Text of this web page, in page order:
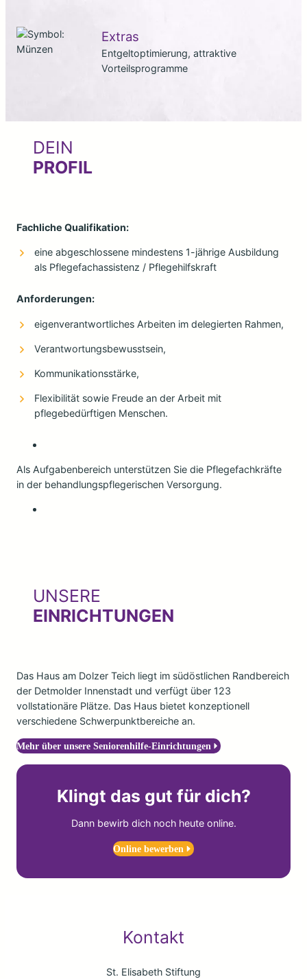
Extras
Entgeltoptimierung, attraktive
Vorteilsprogramme
DEIN
PROFIL
Fachliche Qualifikation:
eine abgeschlossene mindestens 1-jährige Ausbildung
als Pflegefachassistenz / Pflegehilfskraft
Anforderungen:
eigenverantwortliches Arbeiten im delegierten Rahmen,
Verantwortungsbewusstsein,
Kommunikationsstärke,
Flexibilität sowie Freude an der Arbeit mit
pflegebedürftigen Menschen.
Als Aufgabenbereich unterstützen Sie die Pflegefachkräfte
in der behandlungspflegerischen Versorgung.
UNSERE
EINRICHTUNGEN
Das Haus am Dolzer Teich liegt im südöstlichen Randbereich
der Detmolder Innenstadt und verfügt über 123
vollstationäre Plätze. Das Haus bietet konzeptionell
verschiedene Schwerpunktbereiche an.
Mehr über unsere Seniorenhilfe-Einrichtungen
Klingt das gut für dich?
Dann bewirb dich noch heute online.
Online bewerben
Kontakt
St. Elisabeth Stiftung